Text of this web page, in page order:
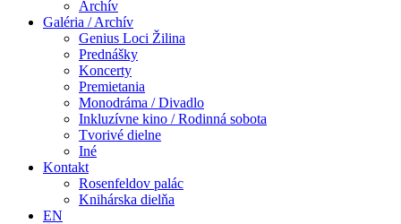
Archív
Galéria / Archív
Genius Loci Žilina
Prednášky
Koncerty
Premietania
Monodráma / Divadlo
Inkluzívne kino / Rodinná sobota
Tvorivé dielne
Iné
Kontakt
Rosenfeldov palác
Knihárska dielňa
EN